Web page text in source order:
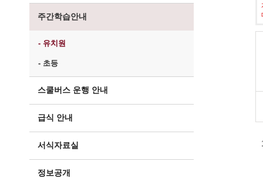
주간학습안내
- 유치원
- 초등
스쿨버스 운행 안내
급식 안내
서식자료실
정보공개